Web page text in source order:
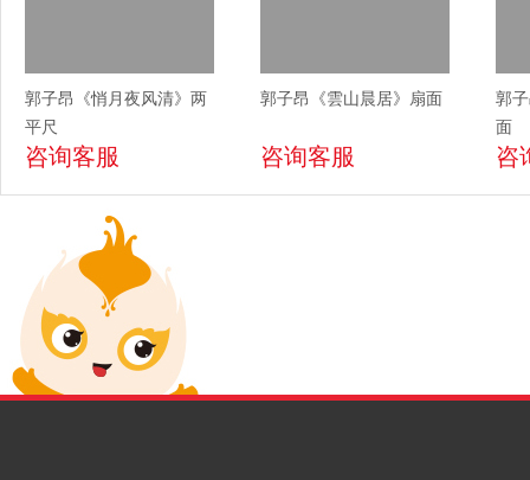
郭子昂《悄月夜风清》两
平尺
咨询客服
郭子昂《雲山晨居》扇面
咨询客服
郭
面
咨